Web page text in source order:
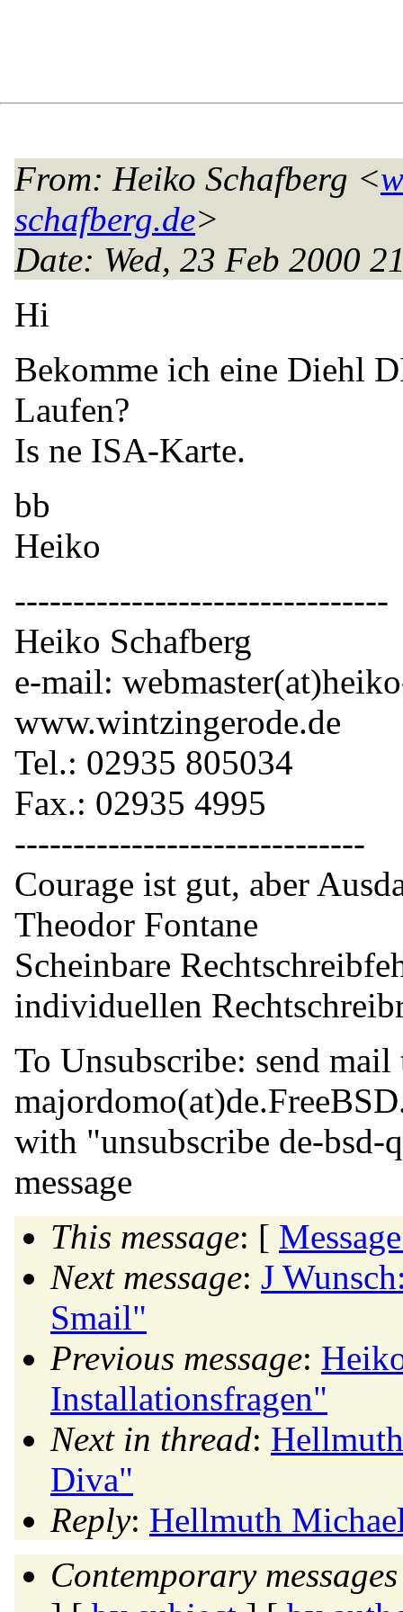
From: Heiko Schafberg <
schafberg.de>
Date: Wed, 23 Feb 2000
Hi
Bekomme ich eine Diehl
Laufen?
Is ne ISA-Karte.
bb
Heiko
--------------------------------
Heiko Schafberg
e-mail:
www.wintzingerode.de
Tel.: 02935 805034
Fax.: 02935 4995
------------------------------
Courage ist gut, aber
Theodor Fontane
Scheinbare
individuellen
To Unsubscribe: send mail
majordomo(at)de.
with "unsubscribe de-bsd-
message
This message: [
Next message: J
Smail"
Previous message:
Installationsfragen"
Next in thread:
Diva"
Reply: Hellmuth
Contemporary